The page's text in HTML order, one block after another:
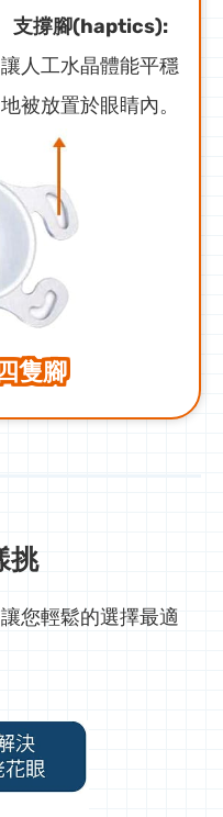
支撐腳(haptics):
讓人工水晶體能平穩
地被放置於眼睛內。
隻腳
挑
您輕鬆的選擇最適